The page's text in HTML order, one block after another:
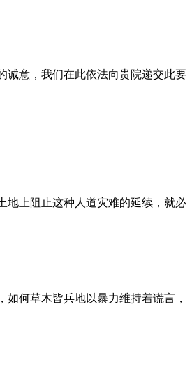
诚意，我们在此依法向贵院递交此要
地上阻止这种人道灾难的延续，就必
何草木皆兵地以暴力维持着谎言，